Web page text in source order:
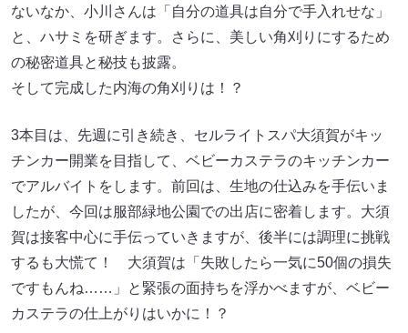
ないなか、小川さんは「自分の道具は自分で手入れせな」
と、ハサミを研ぎます。さらに、美しい角刈りにするため
の秘密道具と秘技も披露。
そして完成した内海の角刈りは！？
3本目は、先週に引き続き、セルライトスパ大須賀がキッ
チンカー開業を目指して、ベビーカステラのキッチンカー
でアルバイトをします。前回は、生地の仕込みを手伝いま
したが、今回は服部緑地公園での出店に密着します。大須
賀は接客中心に手伝っていきますが、後半には調理に挑戦
するも大慌て！ 大須賀は「失敗したら一気に50個の損失
ですもんね……」と緊張の面持ちを浮かべますが、ベビー
カステラの仕上がりはいかに！？